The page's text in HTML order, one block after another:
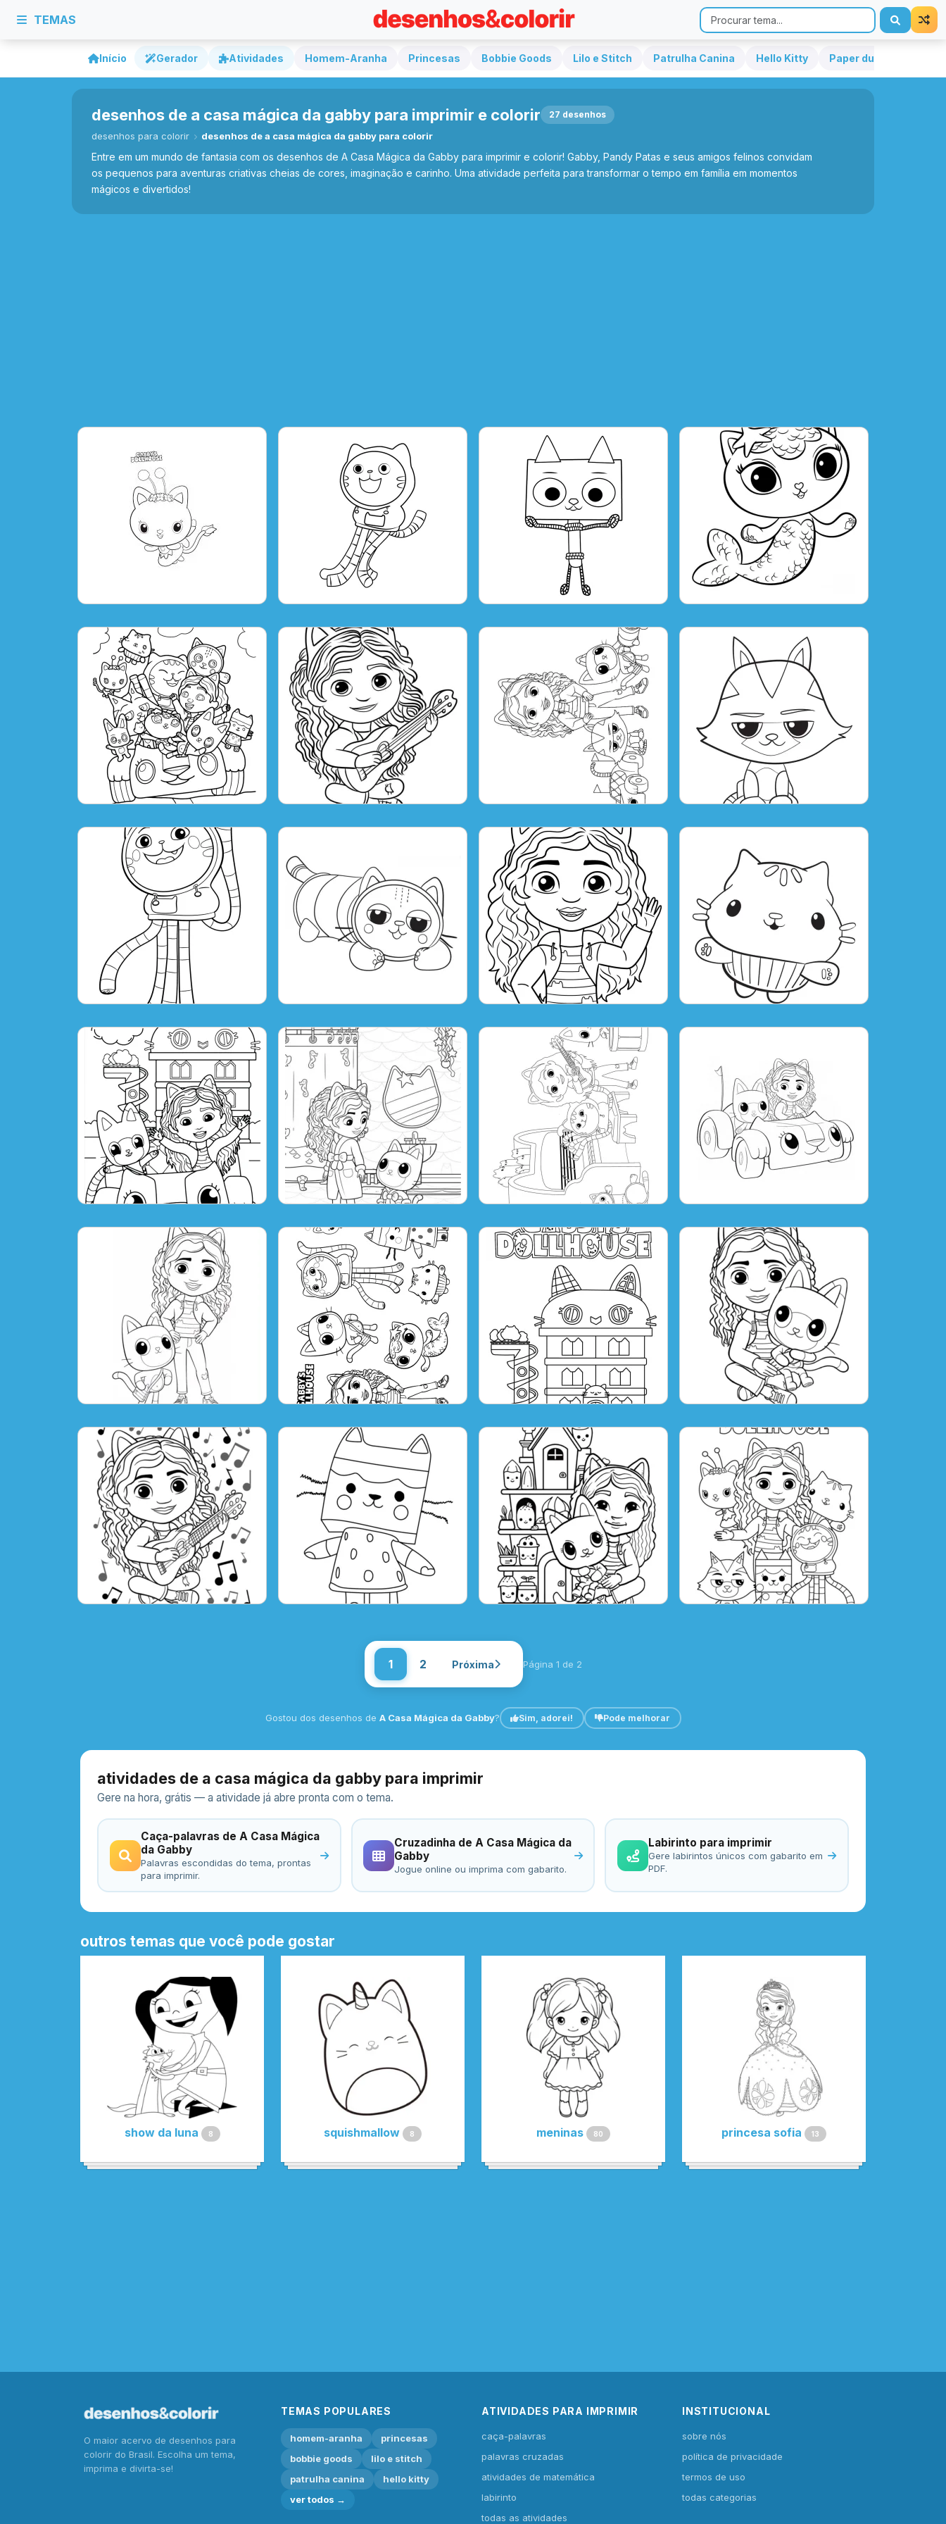
TEMAS
Início Gerador Atividades Homem-Aranha Princesas Bobbie Goods Lilo e Stitch Patrulha Canina Hello Kitty Paper duck
desenhos de a casa mágica da gabby para imprimir e colorir 27 desenhos
desenhos para colorir desenhos de a casa mágica da gabby para colorir
Entre em um mundo de fantasia com os desenhos de A Casa Mágica da Gabby para imprimir e colorir! Gabby, Pandy Patas e seus amigos felinos convidam
os pequenos para aventuras criativas cheias de cores, imaginação e carinho. Uma atividade perfeita para transformar o tempo em família em momentos
mágicos e divertidos!
1 2 Próxima Página 1 de 2
Gostou dos desenhos de A Casa Mágica da Gabby? Sim, adorei! Pode melhorar
atividades de a casa mágica da gabby para imprimir
Gere na hora, grátis — a atividade já abre pronta com o tema.
Caça-palavras de A Casa Mágica
da Gabby
Palavras escondidas do tema, prontas
para imprimir.
Cruzadinha de A Casa Mágica da
Gabby
Jogue online ou imprima com gabarito.
Labirinto para imprimir
Gere labirintos únicos com gabarito em
PDF.
outros temas que você pode gostar
show da luna 8 squishmallow 8 meninas 80 princesa sofia 13
O maior acervo de desenhos para
colorir do Brasil. Escolha um tema,
imprima e divirta-se!
TEMAS POPULARES
homem-aranha
princesas
bobbie goods
lilo e stitch
patrulha canina
hello kitty
ver todos →
ATIVIDADES PARA IMPRIMIR
caça-palavras
palavras cruzadas
atividades de matemática
labirinto
todas as atividades
INSTITUCIONAL
sobre nós
política de privacidade
termos de uso
todas categorias